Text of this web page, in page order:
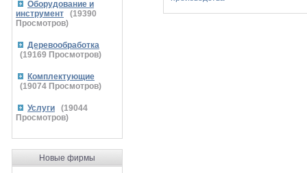
Оборудование и
инструмент
(19390
Просмотров)
Деревообработка
(19169 Просмотров)
Комплектующие
(19074 Просмотров)
Услуги (19044
Просмотров)
Новые фирмы